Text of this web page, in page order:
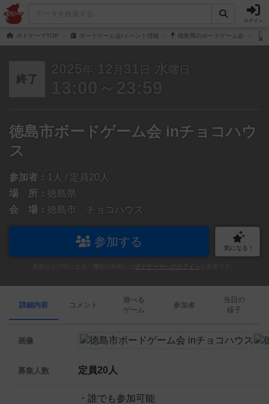
ログイン
ボドゲーマTOP ボードゲーム会/イベント情報 徳島県のボードゲーム会
終了
2025 年 12 月 31 日 水 曜日
13:00～23:59
徳島市ボードゲーム会 inチョコハウ
ス
参加者： 1人 / 定員20人
場 所： 徳島県
会 場： 徳島市 チョコハウス
参加する 気になる！
ボドゲーマへのログイン
詳細内容 コメント
遊べる
ゲーム
参加者
当日の
様子
画像
募集人数 定員20人
・誰でも参加可能